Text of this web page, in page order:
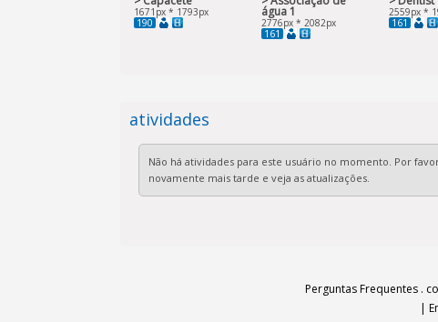
1671px * 1793px
190
água 1
2776px * 2082px
161
2559px *
161
atividades
Não há atividades para este usuário no momento. Por
novamente mais tarde e veja as atualizações.
Perguntas Frequentes.
|